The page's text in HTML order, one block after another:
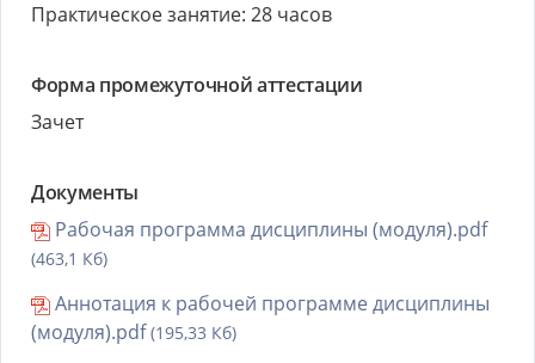
Практическое занятие: 28 часов
Форма промежуточной аттестации
Зачет
Документы
Рабочая программа дисциплины (модуля).pdf
(463,1 Кб)
Аннотация к рабочей программе дисциплины
(модуля).pdf(195,33 Кб)